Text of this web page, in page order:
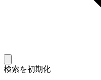
検索を初期化